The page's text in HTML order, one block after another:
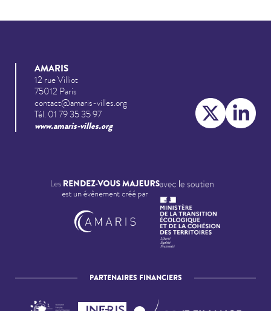
AMARIS
12 rue Villiot
75012 Paris
contact@amaris-villes.org
Tél. 01 79 35 35 97
www.amaris-villes.org
PARTENAIRES FINANCIERS